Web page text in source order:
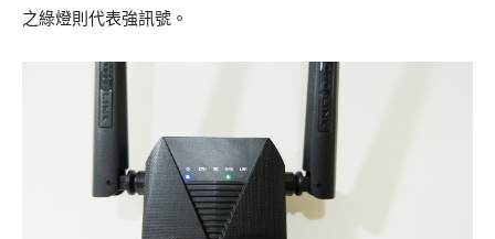
之綠燈則代表強訊號。